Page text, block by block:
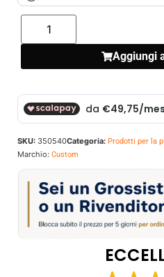
Aggiungi
SKU: 350540Categoria: Prodotti per la
Marchio: Custom